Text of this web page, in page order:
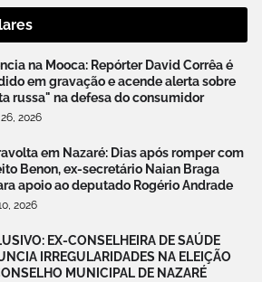
na Mooca: Repórter David Corrêa é
em gravação e acende alerta sobre
russa" na defesa do consumidor
2026
em Nazaré: Dias após romper com
Benon, ex-secretário Naian Braga
apoio ao deputado Rogério Andrade
2026
EX-CONSELHEIRA DE SAÚDE
IRREGULARIDADES NA ELEIÇÃO
MUNICIPAL DE NAZARÉ